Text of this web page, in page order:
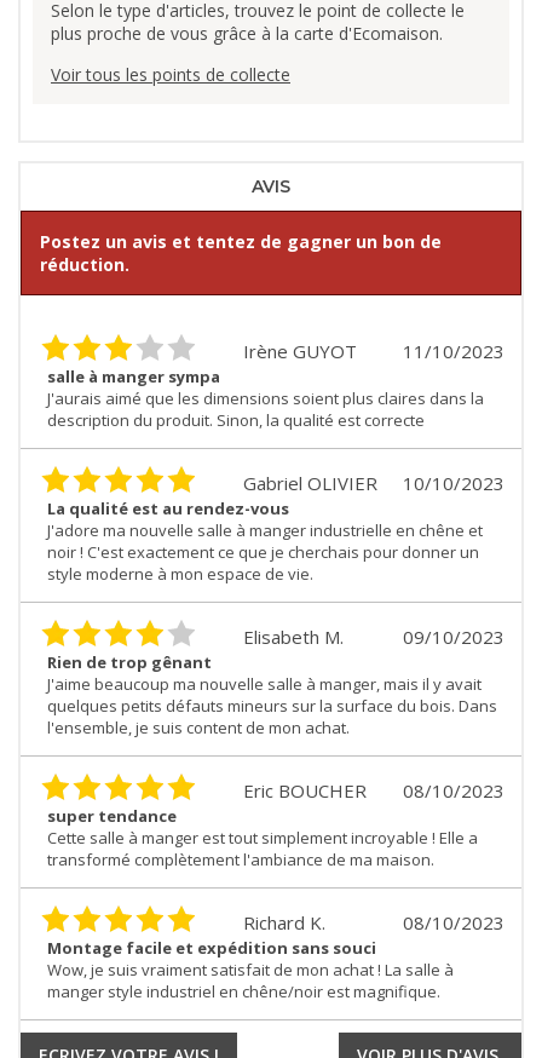
Selon le type d'articles, trouvez le point de collecte le
plus proche de vous grâce à la carte d'Ecomaison.
Voir tous les points de collecte
AVIS
Postez un avis et tentez de gagner un bon de
réduction.
11/10/2023
Irène GUYOT
salle à manger sympa
J'aurais aimé que les dimensions soient plus claires dans la
description du produit. Sinon, la qualité est correcte
10/10/2023
Gabriel OLIVIER
La qualité est au rendez-vous
J'adore ma nouvelle salle à manger industrielle en chêne et
noir ! C'est exactement ce que je cherchais pour donner un
style moderne à mon espace de vie.
09/10/2023
Elisabeth M.
Rien de trop gênant
J'aime beaucoup ma nouvelle salle à manger, mais il y avait
quelques petits défauts mineurs sur la surface du bois. Dans
l'ensemble, je suis content de mon achat.
08/10/2023
Eric BOUCHER
super tendance
Cette salle à manger est tout simplement incroyable ! Elle a
transformé complètement l'ambiance de ma maison.
08/10/2023
Richard K.
Montage facile et expédition sans souci
Wow, je suis vraiment satisfait de mon achat ! La salle à
manger style industriel en chêne/noir est magnifique.